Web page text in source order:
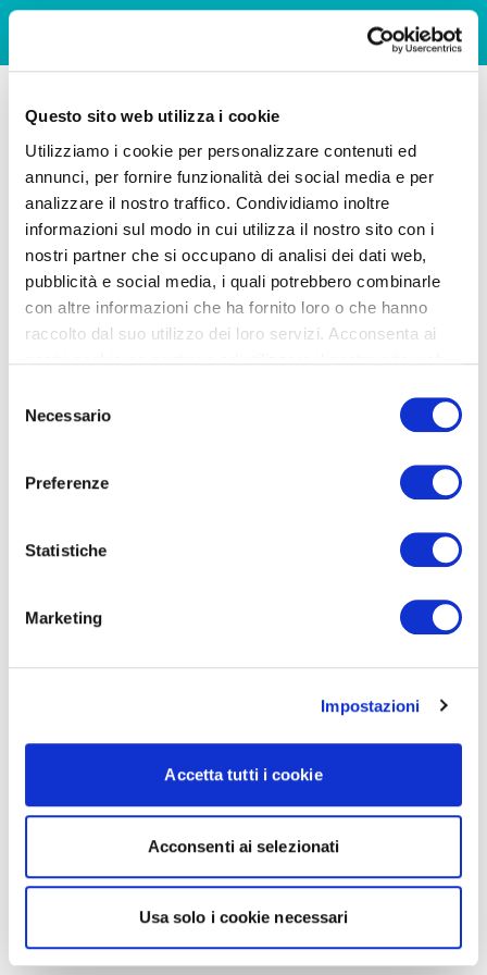
Questo sito web utilizza i cookie
Utilizziamo i cookie per personalizzare contenuti ed
annunci, per fornire funzionalità dei social media e per
analizzare il nostro traffico. Condividiamo inoltre
informazioni sul modo in cui utilizza il nostro sito con i
nostri partner che si occupano di analisi dei dati web,
pubblicità e social media, i quali potrebbero combinarle
con altre informazioni che ha fornito loro o che hanno
raccolto dal suo utilizzo dei loro servizi. Acconsenta ai
delNecessario
Preferenze
Statistiche
Marketing
Impostazioni
Accetta tutti i cookie
Acconsenti ai selezionati
Usa solo i cookie necessari